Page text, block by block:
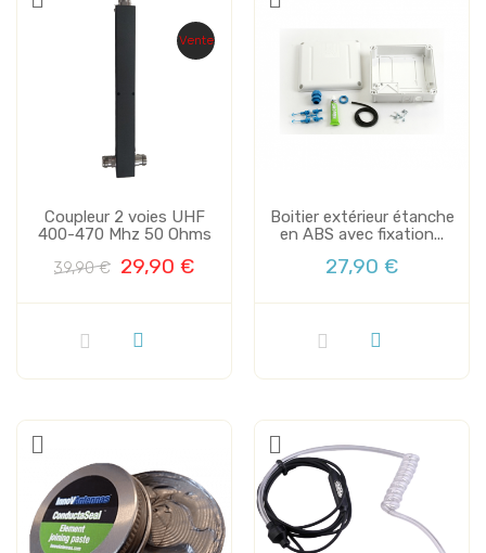
Vente
Coupleur 2 voies UHF
400-470 Mhz 50 Ohms
39,90 € 29,90 €
Boitier extérieur étanche
en ABS avec fixation...
27,90 €